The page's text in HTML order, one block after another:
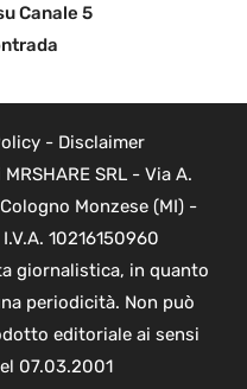
Canale 5
- Disclaimer
SRL - Via A.
Monzese (MI) -
10216150960
giornalistica, in quanto
periodicità. Non può
editoriale ai sensi
07.03.2001